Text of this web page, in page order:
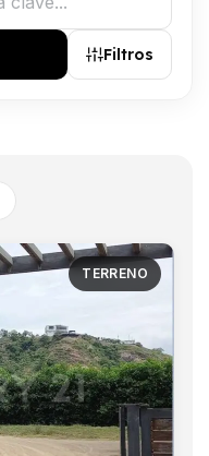
Filtros
TERRENO